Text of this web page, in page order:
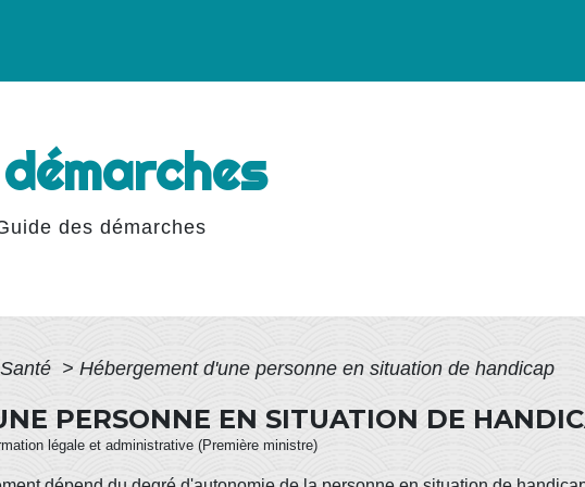
des démarches
> Hébergement d'une personne en situation de handicap
PERSONNE EN SITUATION DE
légale et administrative (Première ministre)